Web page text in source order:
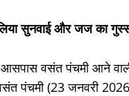
सुनवाई और जज का
वसंत पंचमी आने
पंचमी (23 जनवरी